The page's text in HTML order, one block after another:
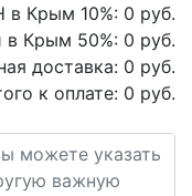
в Крым 10%: 0 руб.
в Крым 50%: 0 руб.
доставка: 0 руб.
к оплате: 0 руб.